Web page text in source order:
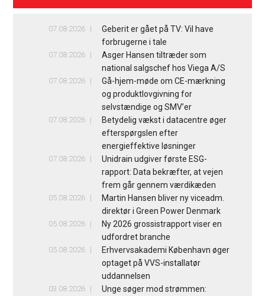
07.08.2026
Geberit er gået på TV: Vil have
forbrugerne i tale
07.08.2026
Asger Hansen tiltræder som
national salgschef hos Viega A/S
07.08.2026
Gå-hjem-møde om CE-mærkning
og produktlovgivning for
selvstændige og SMV’er
07.08.2026
Betydelig vækst i datacentre øger
efterspørgslen efter
energieffektive løsninger
07.08.2026
Unidrain udgiver første ESG-
rapport: Data bekræfter, at vejen
frem går gennem værdikæden
05.08.2026
Martin Hansen bliver ny viceadm.
direktør i Green Power Denmark
05.08.2026
Ny 2026 grossistrapport viser en
udfordret branche
05.08.2026
Erhvervsakademi København øger
optaget på VVS-installatør
uddannelsen
03.08.2026
Unge søger mod strømmen: